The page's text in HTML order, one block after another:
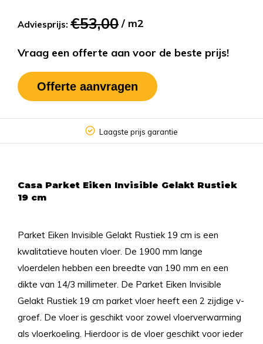
Adviesprijs: €53,00 / m2
Vraag een offerte aan voor de beste prijs!
Offerte aanvragen
Laagste prijs garantie
Casa Parket Eiken Invisible Gelakt Rustiek
19 cm
Parket Eiken Invisible Gelakt Rustiek 19 cm is een
kwalitatieve houten vloer. De 1900 mm lange
vloerdelen hebben een breedte van 190 mm en een
dikte van 14/3 millimeter. De Parket Eiken Invisible
Gelakt Rustiek 19 cm parket vloer heeft een 2 zijdige v-
groef. De vloer is geschikt voor zowel vloerverwarming
als vloerkoeling. Hierdoor is de vloer geschikt voor ieder